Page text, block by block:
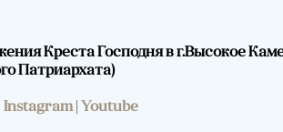
Креста Господня в г.Высокое
Патриархата)
Instagram| Youtube